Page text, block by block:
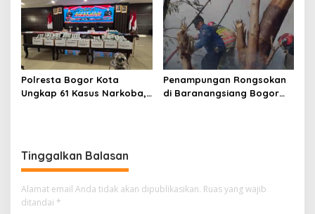
Pimpin Transaksi Rp300
Miliar
Polresta Bogor Kota
Ungkap 61 Kasus Narkoba,
Penampungan Rongsokan
di Baranangsiang Bogor
Tinggalkan Balasan
Alamat email Anda tidak akan dipublikasikan. Ruas yang wajib
ditandai *